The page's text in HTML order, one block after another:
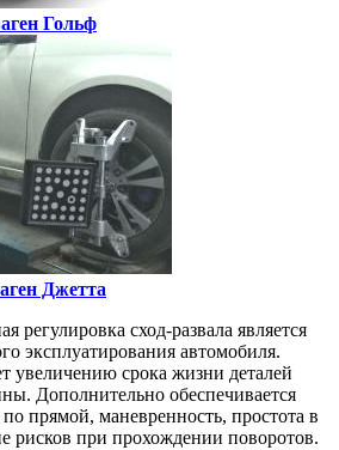
Гольф
Джетта
регулировка сход-развала является
эксплуатирования автомобиля.
увеличению срока жизни деталей
Дополнительно обеспечивается
прямой, маневренность, простота в
рисков при прохождении поворотов.